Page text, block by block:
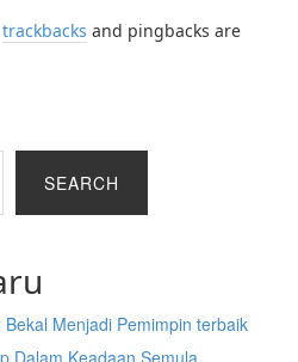
trackbacks and pingbacks are
SEARCH
Menjadi Pemimpin terbaik
Dalam Keadaan Semula